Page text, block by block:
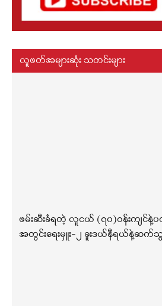
လူဖတ်အများဆုံး သတင်းများ
ဖမ်းဆီးခံရတဲ့ လူငယ် (၇၀)ဝန်းကျင်နဲ့
အတွင်းရေးမှူး-၂ ခူးဒယ်နီရယ်နဲ့ဆက်သွ